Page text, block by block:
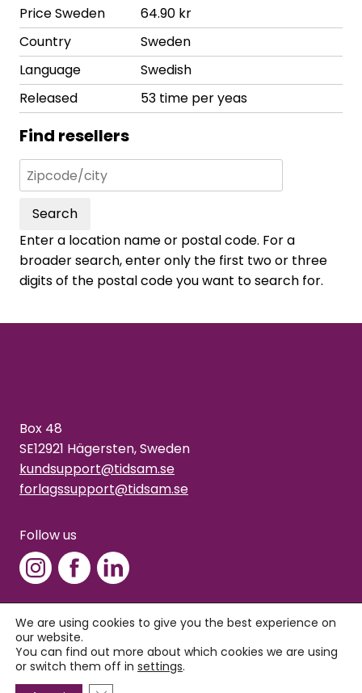
Price Sweden
64.90 kr
Country
Sweden
Language
Swedish
Released
53 time per yeas
Find resellers
Search
Enter a location name or postal code. For a
broader search, enter only the first two or three
digits of the postal code you want to search for.
Box 48
SE12921 Hägersten, Sweden
kundsupport@tidsam.se
forlagssupport@tidsam.se
Follow us
Copyright © 2026 Tidsam
Privacy policy
We are using cookies to give you the best experience on
our website.
You can find out more about which cookies we are using
or switch them off in settings.